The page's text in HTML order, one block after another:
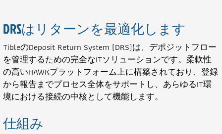
DRSはリターンを最適化します
TibleのDeposit Return System (DRS)は、デポジットフロー
を管理するための完全なITソリューションです。柔軟性
の高いHAWKプラットフォーム上に構築されており、登録
から報告までプロセス全体をサポートし、あらゆるIT環
境における接続の中核として機能します。
仕組み